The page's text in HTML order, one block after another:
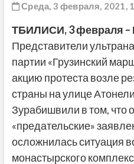
Среда, 3 февраля, 2021,
ТБИЛИСИ,3 февраля –
Представители
партии «Грузинский
акцию протеста возле
страны на улице
Зурабишвили в том, что
«предательские»
осложнилась ситуация
монастырского